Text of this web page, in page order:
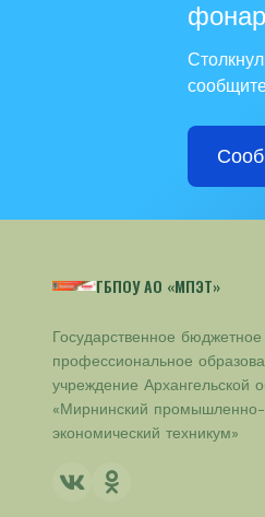
ГБПОУ АО «МПЭТ»
Государственное бюджетное
профессиональное
учреждение Архангельской
«Мирнинский промышленно-
экономический техникум»